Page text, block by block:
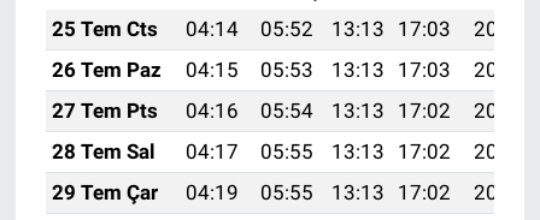
25 Tem Cts
04:14 05:52 13:13 17:03
20:23
26 Tem Paz
04:15 05:53 13:13 17:03
20:22
27 Tem Pts
04:16 05:54 13:13 17:02
20:21
28 Tem Sal
04:17 05:55 13:13 17:02
20:21
29 Tem Çar
04:19 05:55 13:13 17:02
20:20